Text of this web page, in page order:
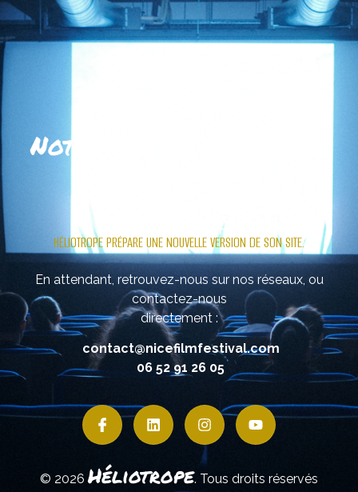
Notre site se refait une
HÉLIOTROPE PRÉPARE UNE NOUVELLE VERSION DE SON SITE.
En attendant, retrouvez-nous sur nos réseaux, ou
contactez-nous
directement :
contact@nicefilmfestival.com
06 52 91 26 05
© 2026Héliotrope. Tous droits réservés